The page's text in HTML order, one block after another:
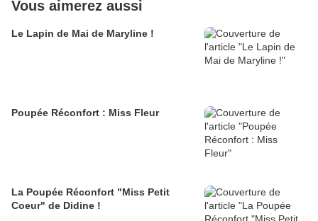
Vous aimerez aussi
Le Lapin de Mai de Maryline !
Poupée Réconfort : Miss Fleur
La Poupée Réconfort "Miss Petit
Coeur" de Didine !